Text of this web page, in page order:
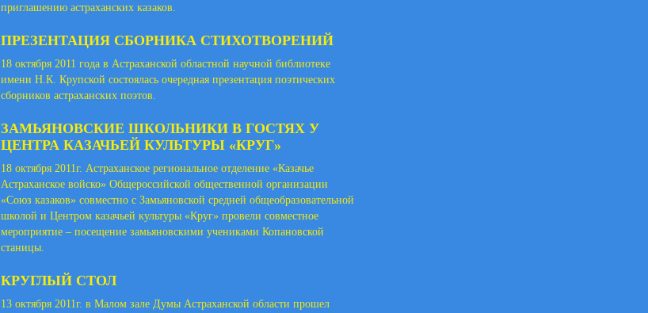
приглашению астраханских казаков.
ПРЕЗЕНТАЦИЯ СБОРНИКА СТИХОТВОРЕНИЙ
18 октября 2011 года в Астраханской областной научной библиотеке
имени Н.К. Крупской состоялась очередная презентация поэтических
сборников астраханских поэтов.
ЗАМЬЯНОВСКИЕ ШКОЛЬНИКИ В ГОСТЯХ У
ЦЕНТРА КАЗАЧЬЕЙ КУЛЬТУРЫ «КРУГ»
18 октября 2011г. Астраханское региональное отделение «Казачье
Астраханское войско» Общероссийской общественной организации
«Союз казаков» совместно с Замьяновской средней общеобразовательной
школой и Центром казачьей культуры «Круг» провели совместное
мероприятие – посещение замьяновскими учениками Копановской
станицы.
КРУГЛЫЙ СТОЛ
13 октября 2011г. в Малом зале Думы Астраханской области прошел